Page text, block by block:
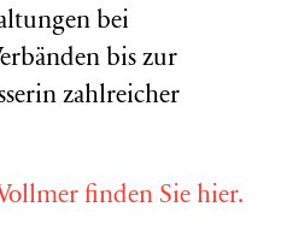
bei
bis zur
zahlreicher
finden Sie hier.